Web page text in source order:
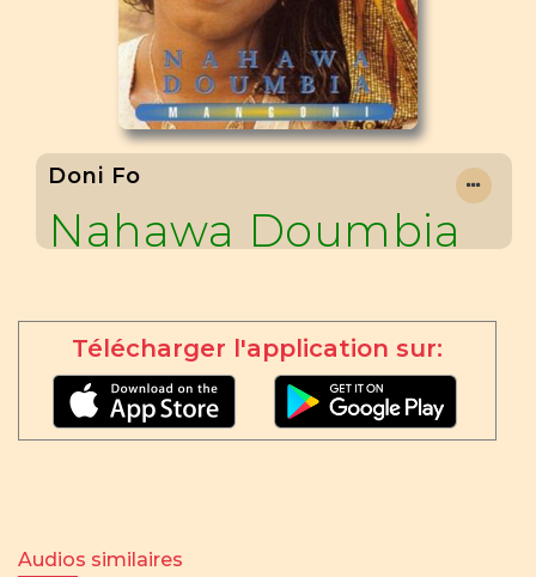
Doni Fo
Nahawa Doumbia
Télécharger l'application sur:
Audios similaires